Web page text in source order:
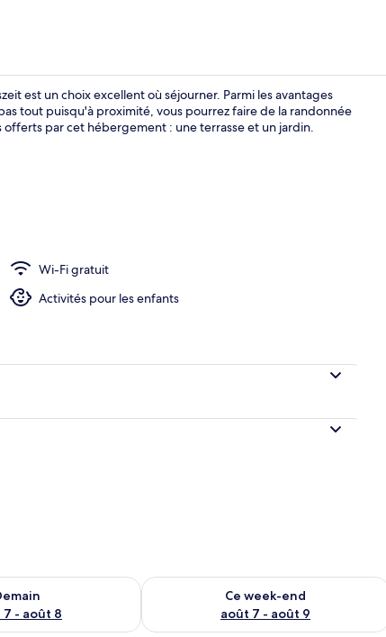
est un choix excellent où séjourner. Parmi les avantages
tout puisqu'à proximité, vous pourrez faire de la randonnée
offerts par cet hébergement : une terrasse et un jardin.
Wi-Fi gratuit
Activités pour les enfants
7 - août 8
pour demain août 7 - août 8
Ce week-end
août 7 - août 9
Vérifier la disponibilité pour ce week-